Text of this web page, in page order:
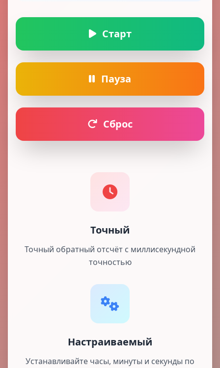
Старт
Пауза
Сброс
Точный
Точный обратный отсчёт с миллисекундной
точностью
Настраиваемый
Устанавливайте часы, минуты и секунды по